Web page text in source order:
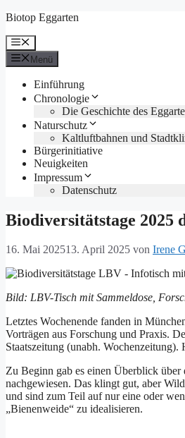
Zum
springen
Biotop Eggarten
Menü
Menü
Einführung
Chronologie
Die Geschichte des
Naturschutz
Kaltluftbahnen und
Bürgerinitiative
Neuigkeiten
Impressum
Datenschutz
Biodiversitätstage 2025
16. Mai 202513. April 2025 von Irene
Bild: LBV-Tisch mit Sammeldose,
Letztes Wochenende fanden in
Vorträgen aus Forschung und Praxis.
Staatszeitung (unabh.
Zu Beginn gab es einen Überblick
nachgewiesen. Das klingt gut, aber
und sind zum Teil auf nur eine oder
„Bienenweide“ zu idealisieren.